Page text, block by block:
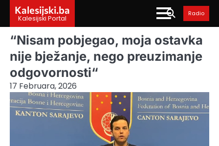
content
Kalesijski.ba
Kalesijski Portal
Radio
“Nisam pobjegao, moja ostavka
nije bježanje, nego preuzimanje
odgovornosti“
17 Februara, 2026